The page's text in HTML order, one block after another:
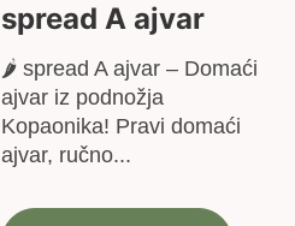
spread A ajvar
🌶 spread A ajvar – Domaći
ajvar iz podnožja
Kopaonika! Pravi domaći
ajvar, ručno...